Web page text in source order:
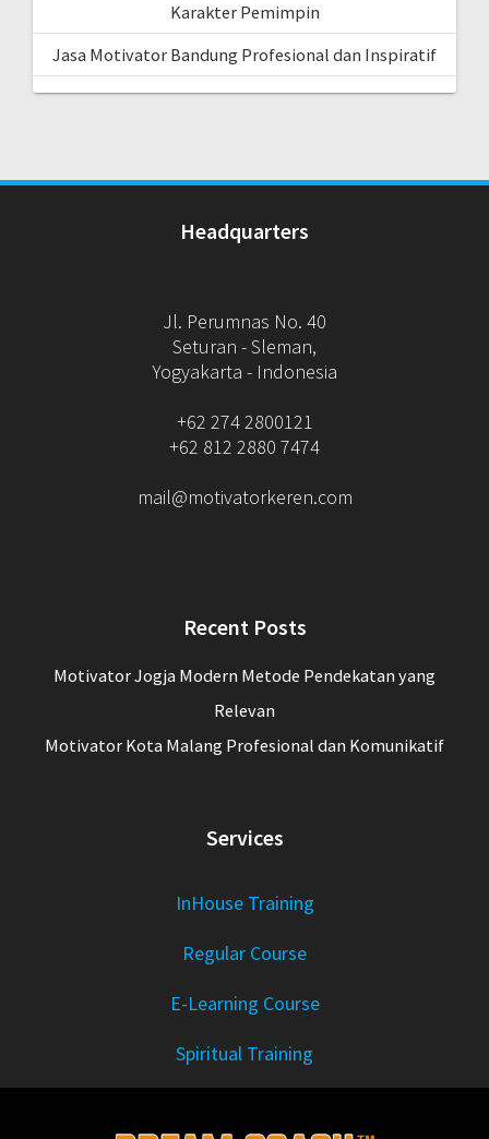
Karakter Pemimpin
Jasa Motivator Bandung Profesional dan Inspiratif
Headquarters
Jl. Perumnas No. 40
Seturan - Sleman,
Yogyakarta - Indonesia
+62 274 2800121
+62 812 2880 7474
mail@motivatorkeren.com
Recent Posts
Motivator Jogja Modern Metode Pendekatan yang
Relevan
Motivator Kota Malang Profesional dan Komunikatif
Services
InHouse Training
Regular Course
E-Learning Course
Spiritual Training